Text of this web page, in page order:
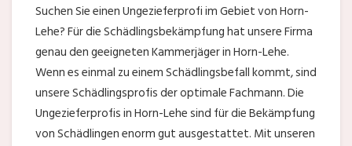
Suchen Sie einen Ungezieferprofi im Gebiet von Horn-
Lehe? Für die Schädlingsbekämpfung hat unsere Firma
genau den geeigneten Kammerjäger in Horn-Lehe.
Wenn es einmal zu einem Schädlingsbefall kommt, sind
unsere Schädlingsprofis der optimale Fachmann. Die
Ungezieferprofis in Horn-Lehe sind für die Bekämpfung
von Schädlingen enorm gut ausgestattet. Mit unseren